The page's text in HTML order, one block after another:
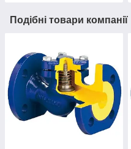
Подібні товари компанії